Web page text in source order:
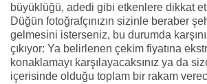
büyüklüğü, adedi gibi etkenlere dikkat
Düğün fotoğrafçınızın sizinle beraber
gelmesini isterseniz, bu durumda
çıkıyor: Ya belirlenen çekim fiyatına
konaklamayı karşılayacaksınız ya da
içerisinde olduğu toplam bir rakam